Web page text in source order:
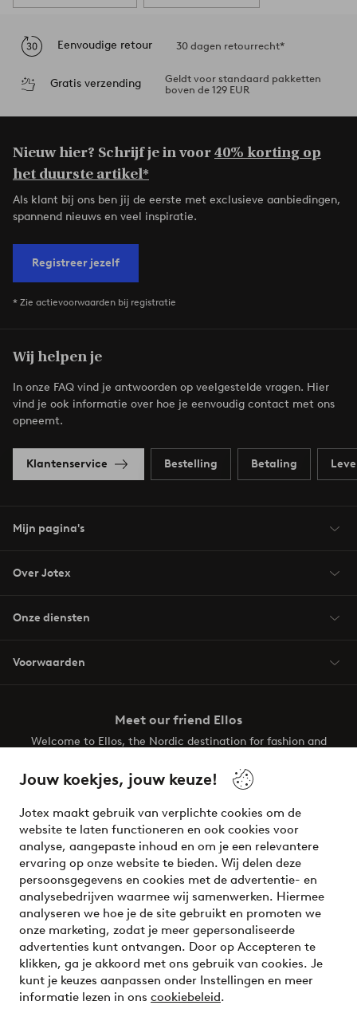
Jouw koekjes, jouw keuze!
Jotex maakt gebruik van verplichte cookies om de
website te laten functioneren en ook cookies voor
analyse, aangepaste inhoud en om je een relevantere
ervaring op onze website te bieden. Wij delen deze
persoonsgegevens en cookies met de advertentie- en
analysebedrijven waarmee wij samenwerken. Hiermee
analyseren we hoe je de site gebruikt en promoten we
onze marketing, zodat je meer gepersonaliseerde
advertenties kunt ontvangen. Door op Accepteren te
klikken, ga je akkoord met ons gebruik van cookies. Je
kunt je keuzes aanpassen onder Instellingen en meer
informatie lezen in ons cookiebeleid.
Eenvoudige retour 30 dagen retourrecht*
Gratis verzending
Geldt voor standaard pakketten
boven de 129 EUR
Nieuw hier? Schrijf je in voor40% korting op
het duurste artikel*
Als klant bij ons ben jij de eerste met exclusieve aanbiedingen,
spannend nieuws en veel inspiratie.
Registreer jezelf
* Zie actievoorwaarden bij registratie
Wij helpen je
In onze FAQ vind je antwoorden op veelgestelde vragen. Hier
vind je ook informatie over hoe je eenvoudig contact met ons
opneemt.
Klantenservice Bestelling Betaling
Mijn pagina's
Over Jotex
Onze diensten
Voorwaarden
Meet our friend Ellos
Welcome to Ellos, the Nordic destination for fashion and
your wardrobe. Your next inspiring look is here!
Veilig betalen - Nu betalen of opsplitsen
Wil je meer weten over onze betaalopties?